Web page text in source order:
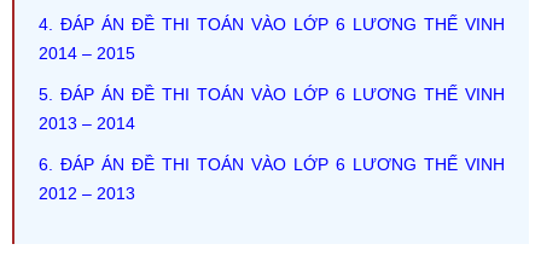
4. ĐÁP ÁN ĐỀ THI TOÁN VÀO LỚP 6 LƯƠNG THẾ VINH
2014 – 2015
5. ĐÁP ÁN ĐỀ THI TOÁN VÀO LỚP 6 LƯƠNG THẾ VINH
2013 – 2014
6. ĐÁP ÁN ĐỀ THI TOÁN VÀO LỚP 6 LƯƠNG THẾ VINH
2012 – 2013